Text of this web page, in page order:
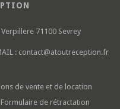
71100 Sevrey
: contact@atoutreception.fr
de vente et de location
Formulaire de rétractation